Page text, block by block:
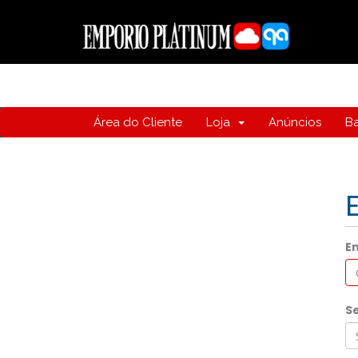
Área do Cliente Loja Anúncios